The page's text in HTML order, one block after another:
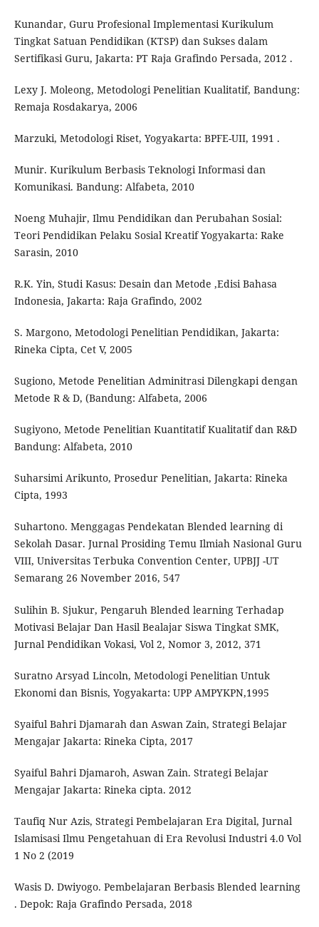
Kunandar, Guru Profesional Implementasi Kurikulum
Tingkat Satuan Pendidikan (KTSP) dan Sukses dalam
Sertifikasi Guru, Jakarta: PT Raja Grafindo Persada, 2012 .
Lexy J. Moleong, Metodologi Penelitian Kualitatif, Bandung:
Remaja Rosdakarya, 2006
Marzuki, Metodologi Riset, Yogyakarta: BPFE-UII, 1991 .
Munir. Kurikulum Berbasis Teknologi Informasi dan
Komunikasi. Bandung: Alfabeta, 2010
Noeng Muhajir, Ilmu Pendidikan dan Perubahan Sosial:
Teori Pendidikan Pelaku Sosial Kreatif Yogyakarta: Rake
Sarasin, 2010
R.K. Yin, Studi Kasus: Desain dan Metode ,Edisi Bahasa
Indonesia, Jakarta: Raja Grafindo, 2002
S. Margono, Metodologi Penelitian Pendidikan, Jakarta:
Rineka Cipta, Cet V, 2005
Sugiono, Metode Penelitian Adminitrasi Dilengkapi dengan
Metode R & D, (Bandung: Alfabeta, 2006
Sugiyono, Metode Penelitian Kuantitatif Kualitatif dan R&D
Bandung: Alfabeta, 2010
Suharsimi Arikunto, Prosedur Penelitian, Jakarta: Rineka
Cipta, 1993
Suhartono. Menggagas Pendekatan Blended learning di
Sekolah Dasar. Jurnal Prosiding Temu Ilmiah Nasional Guru
VIII, Universitas Terbuka Convention Center, UPBJJ -UT
Semarang 26 November 2016, 547
Sulihin B. Sjukur, Pengaruh Blended learning Terhadap
Motivasi Belajar Dan Hasil Bealajar Siswa Tingkat SMK,
Jurnal Pendidikan Vokasi, Vol 2, Nomor 3, 2012, 371
Suratno Arsyad Lincoln, Metodologi Penelitian Untuk
Ekonomi dan Bisnis, Yogyakarta: UPP AMPYKPN,1995
Syaiful Bahri Djamarah dan Aswan Zain, Strategi Belajar
Mengajar Jakarta: Rineka Cipta, 2017
Syaiful Bahri Djamaroh, Aswan Zain. Strategi Belajar
Mengajar Jakarta: Rineka cipta. 2012
Taufiq Nur Azis, Strategi Pembelajaran Era Digital, Jurnal
Islamisasi Ilmu Pengetahuan di Era Revolusi Industri 4.0 Vol
1 No 2 (2019
Wasis D. Dwiyogo. Pembelajaran Berbasis Blended learning
. Depok: Raja Grafindo Persada, 2018